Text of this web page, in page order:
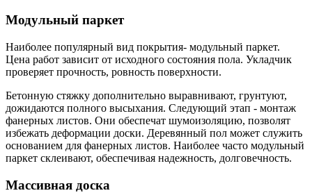
Модульный паркет
Наиболее популярный вид покрытия- модульный паркет.
Цена работ зависит от исходного состояния пола. Укладчик
проверяет прочность, ровность поверхности.
Бетонную стяжку дополнительно выравнивают, грунтуют,
дожидаются полного высыхания. Следующий этап - монтаж
фанерных листов. Они обеспечат шумоизоляцию, позволят
избежать деформации доски. Деревянный пол может служить
основанием для фанерных листов. Наиболее часто модульный
паркет склеивают, обеспечивая надежность, долговечность.
Массивная доска